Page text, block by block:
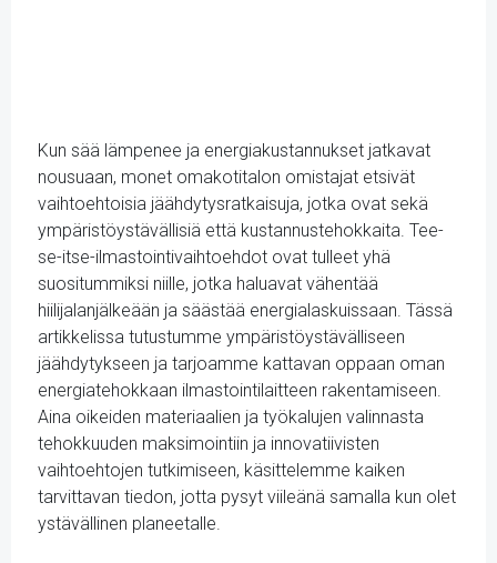
Kun sää lämpenee ja energiakustannukset jatkavat
nousuaan, monet omakotitalon omistajat etsivät
vaihtoehtoisia jäähdytysratkaisuja, jotka ovat sekä
ympäristöystävällisiä että kustannustehokkaita. Tee-
se-itse-ilmastointivaihtoehdot ovat tulleet yhä
suositummiksi niille, jotka haluavat vähentää
hiilijalanjälkeään ja säästää energialaskuissaan. Tässä
artikkelissa tutustumme ympäristöystävälliseen
jäähdytykseen ja tarjoamme kattavan oppaan oman
energiatehokkaan ilmastointilaitteen rakentamiseen.
Aina oikeiden materiaalien ja työkalujen valinnasta
tehokkuuden maksimointiin ja innovatiivisten
vaihtoehtojen tutkimiseen, käsittelemme kaiken
tarvittavan tiedon, jotta pysyt viileänä samalla kun olet
ystävällinen planeetalle.